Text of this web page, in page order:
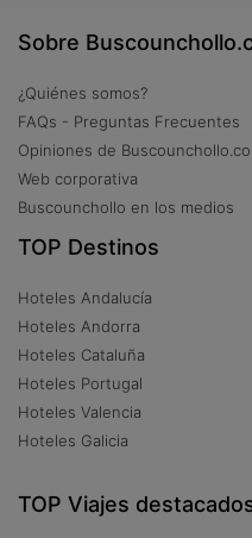
Sobre
¿Quiénes somos?
FAQs - Preguntas Frecuentes
Opiniones de
Web corporativa
Buscounchollo en los medios
TOP Destinos
Hoteles Andalucía
Hoteles Andorra
Hoteles Cataluña
Hoteles Portugal
Hoteles Valencia
Hoteles Galicia
TOP Viajes